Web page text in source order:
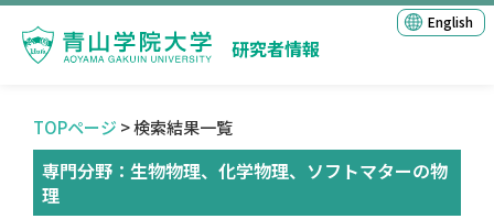
研究者情報
English
TOPページ > 検索結果一覧
専門分野：生物物理、化学物理、ソフトマターの物
理